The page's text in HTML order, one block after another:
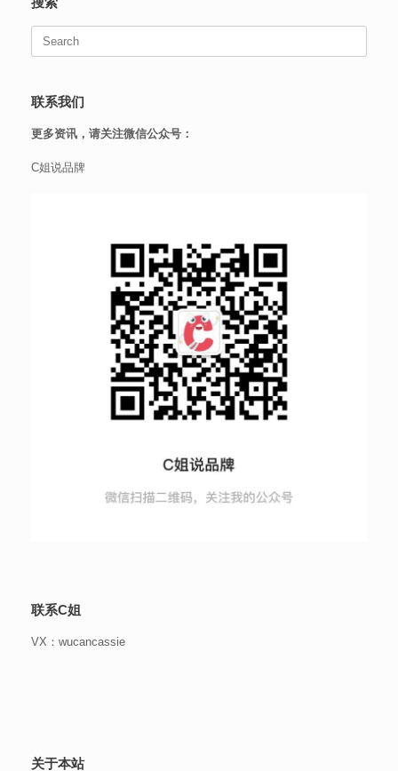
联系我们
更多资讯，请关注微信公众号：
C姐说品牌
联系C姐
VX：wucancassie
关于本站